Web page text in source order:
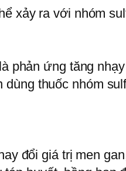
xảy ra với nhóm
phản ứng tăng
thuốc nhóm
đổi giá trị men